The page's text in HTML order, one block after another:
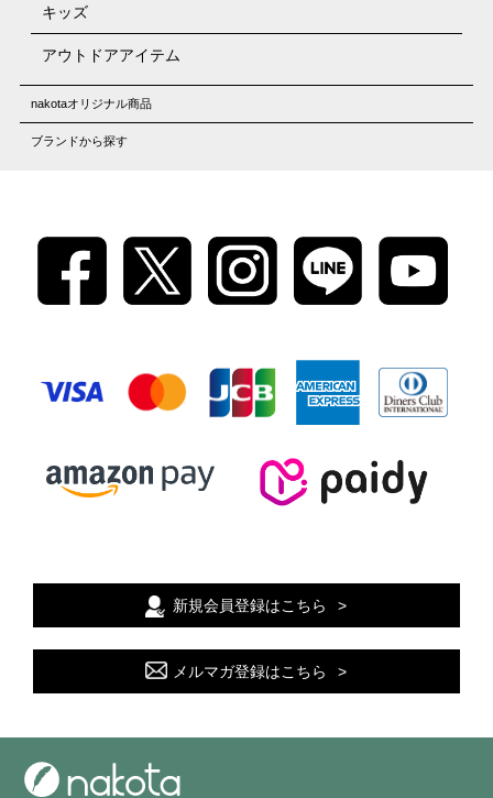
キッズ
アウトドアアイテム
nakotaオリジナル商品
ブランドから探す
新規会員登録はこちら
メルマガ登録はこちら